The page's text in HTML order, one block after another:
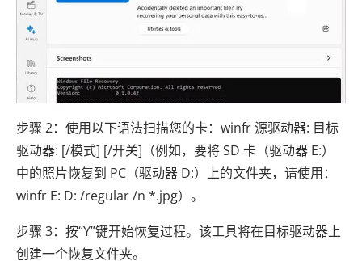
步骤 2：使用以下语法扫描您的卡：winfr 源驱动器: 目标
驱动器: [/模式] [/开关]（例如，要将 SD 卡（驱动器 E:）
中的照片恢复到 PC（驱动器 D:）上的文件夹，请使用：
winfr E: D: /regular /n *.jpg）。
步骤 3：按“Y”键开始恢复过程。该工具将在目标驱动器上
创建一个恢复文件夹。